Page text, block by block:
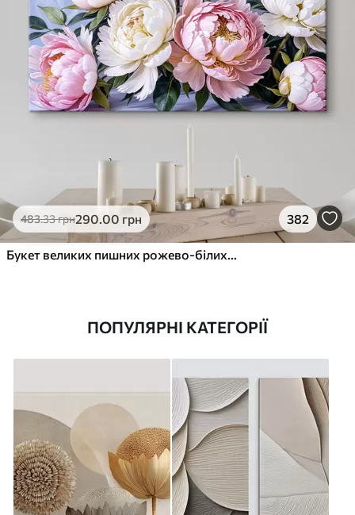
483.33грн290.00 грн 382
Букет великих пишних рожево-білих квітів півонії із зеленим листям на м’якому розмитому фоні
ПОПУЛЯРНІ КАТЕГОРІЇ